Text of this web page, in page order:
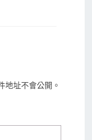
地址不會公開。